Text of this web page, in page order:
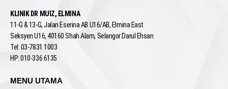
KLINIK DR MUIZ, ELMINA
11-G & 13-G, Jalan Eserina AB U16/AB, Elmina East
Seksyen U16, 40160 Shah Alam, Selangor Darul Ehsan
Tel: 03-7831 1003
HP: 010-336 6135
MENU UTAMA